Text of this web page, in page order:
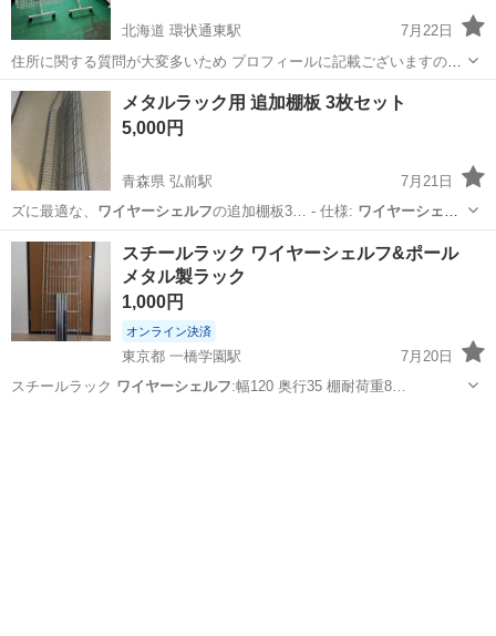
北海道 環状通東駅
7月22日
住所に関する質問が大変多いため プロフィールに記載ございますので
先にご確認くださいませ 高さ59幅60奥行90 在庫2個 １個3000円 多少
使用感ごさいますが まだまだご使用可能です！ 札幌市内＋1000円に
て建...
北海道 札幌市 環状通東駅 収納家具 ワイヤーシェルフ
メタルラック用 追加棚板 3枚セット
5,000円
青森県 弘前駅
7月21日
ズに最適な、 ワイヤーシェルフの追加棚板3… - 仕様: ワイヤーシェル
フサイズは…
青森 弘前市 家具 ワイヤーシェルフ
スチールラック ワイヤーシェルフ&ポール
メタル製ラック
1,000円
オンライン決済
東京都 一橋学園駅
7月20日
スチールラック ワイヤーシェルフ:幅120 奥行35 棚耐荷重8…